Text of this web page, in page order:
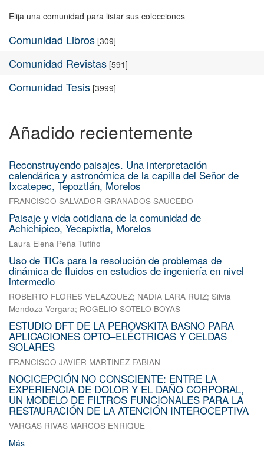
Elija una comunidad para listar sus colecciones
Comunidad Libros [309]
Comunidad Revistas [591]
Comunidad Tesis [3999]
Añadido recientemente
Reconstruyendo paisajes. Una interpretación
calendárica y astronómica de la capilla del Señor de
Ixcatepec, Tepoztlán, Morelos
FRANCISCO SALVADOR GRANADOS SAUCEDO
Paisaje y vida cotidiana de la comunidad de
Achichipico, Yecapixtla, Morelos
Laura Elena Peña Tufiño
Uso de TICs para la resolución de problemas de
dinámica de fluidos en estudios de ingeniería en nivel
intermedio
ROBERTO FLORES VELAZQUEZ; NADIA LARA RUIZ; Silvia
Mendoza Vergara; ROGELIO SOTELO BOYAS
ESTUDIO DFT DE LA PEROVSKITA BASNO PARA
APLICACIONES OPTO–ELÉCTRICAS Y CELDAS
SOLARES
FRANCISCO JAVIER MARTINEZ FABIAN
NOCICEPCIÓN NO CONSCIENTE: ENTRE LA
EXPERIENCIA DE DOLOR Y EL DAÑO CORPORAL,
UN MODELO DE FILTROS FUNCIONALES PARA LA
RESTAURACIÓN DE LA ATENCIÓN INTEROCEPTIVA
VARGAS RIVAS MARCOS ENRIQUE
Más